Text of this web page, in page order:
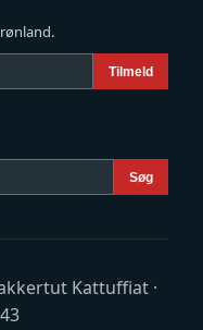
Tilmeld
Søg
Kattuffiat ·